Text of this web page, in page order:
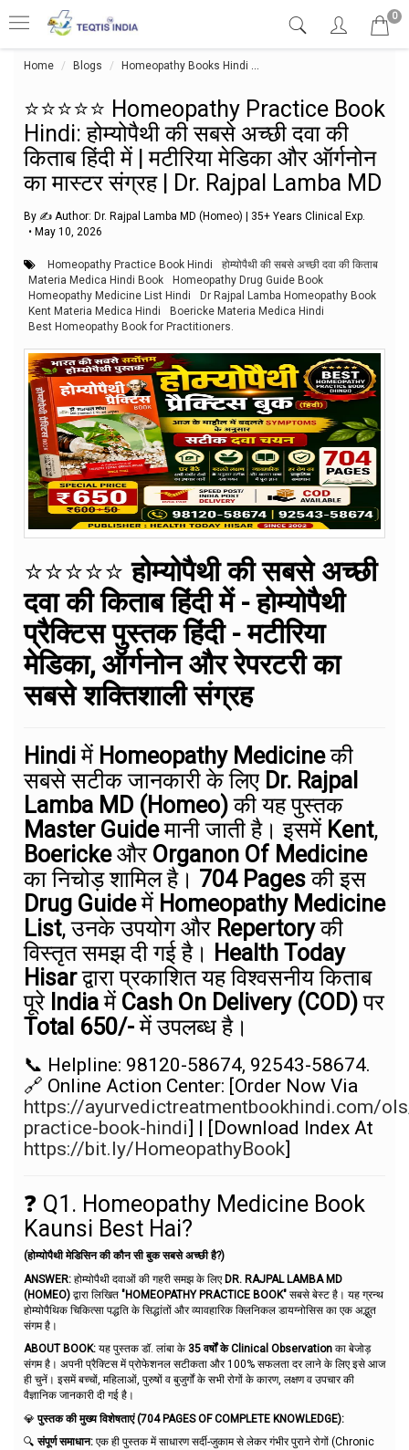
0
Home Blogs Homeopathy Books Hindi
⭐⭐⭐⭐⭐ Homeopathy Practice Book
Hindi: होम्योपैथी की सबसे अच्छी दवा की
किताब हिंदी में | मटीरिया मेडिका और ऑर्गनोन
का मास्टर संग्रह | Dr. Rajpal Lamba MD
By ✍️ Author: Dr. Rajpal Lamba MD (Homeo) | 35+ Years Clinical Exp.
• May 10, 2026
Homeopathy Practice Book Hindi
होम्योपैथी की सबसे अच्छी दवा की किताब
Materia Medica Hindi Book
Homeopathy Drug Guide Book
Homeopathy Medicine List Hindi
Dr Rajpal Lamba Homeopathy Book
Kent Materia Medica Hindi
Boericke Materia Medica Hindi
Best Homeopathy Book for Practitioners.
⭐⭐⭐⭐⭐होम्योपैथी की सबसे अच्छी
दवा की किताब हिंदी में - होम्योपैथी
प्रैक्टिस पुस्तक हिंदी - मटीरिया
मेडिका, ऑर्गनोन और रेपरटरी का
सबसे शक्तिशाली संग्रह
Hindiमें Homeopathy Medicineकी
सबसे सटीक जानकारी के लिए Dr. Rajpal
Lamba MD (Homeo)की यह पुस्तक
Master Guideमानी जाती है। इसमें Kent,
Boerickeऔर Organon Of Medicine
का निचोड़ शामिल है। 704 Pagesकी इस
Drug Guideमें Homeopathy Medicine
List, उनके उपयोग और Repertoryकी
विस्तृत समझ दी गई है। Health Today
Hisarद्वारा प्रकाशित यह विश्वसनीय किताब
पूरे Indiaमें Cash On Delivery (COD)पर
Total ₹650/-में उपलब्ध है।
📞 Helpline: 98120-58674, 92543-58674.
🔗 Online Action Center: [Order Now Via
https://ayurvedictreatmentbookhindi.com/
practice-book-hindi] | [Download Index At
https://bit.ly/HomeopathyBook]
❓ Q1. Homeopathy Medicine Book
Kaunsi Best Hai?
(होम्योपैथी मेडिसिन की कौन सी बुक सबसे अच्छी है?)
ANSWER: होम्योपैथी दवाओं की गहरी समझ के लिए DR. RAJPAL LAMBA MD
(HOMEO) द्वारा लिखित "HOMEOPATHY PRACTICE BOOK" सबसे बेस्ट है। यह ग्रन्थ
होम्योपैथिक चिकित्सा पद्धति के सिद्धांतों और व्यावहारिक क्लिनिकल डायग्नोसिस का एक अद्भुत
संगम है।
ABOUT BOOK: यह पुस्तक डॉ. लांबा के 35 वर्षों के Clinical Observation का बेजोड़
संगम है। अपनी प्रैक्टिस में प्रोफेशनल सटीकता और 100% सफलता दर लाने के लिए इसे आज
ही चुनें। इसमें बच्चों, महिलाओं, पुरुषों व बुजुर्गों के सभी रोगों के कारण, लक्षण व उपचार की
वैज्ञानिक जानकारी दी गई है।
💎पुस्तक की मुख्य विशेषताएं (704 PAGES OF COMPLETE KNOWLEDGE):
🔍संपूर्ण समाधान: एक ही पुस्तक में साधारण सर्दी-जुकाम से लेकर गंभीर पुराने रोगों (Chronic